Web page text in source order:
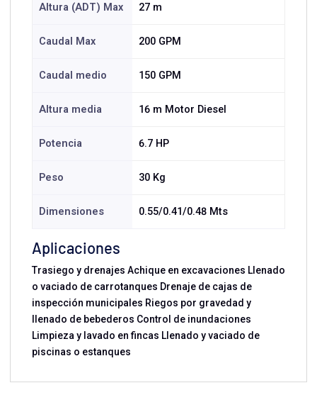
Altura (ADT) Max 27 m
Caudal Max 200 GPM
Caudal medio 150 GPM
Altura media 16 m Motor Diesel
Potencia 6.7 HP
Peso 30 Kg
Dimensiones 0.55/0.41/0.48 Mts
Aplicaciones
Trasiego y drenajes Achique en excavaciones Llenado
o vaciado de carrotanques Drenaje de cajas de
inspección municipales Riegos por gravedad y
llenado de bebederos Control de inundaciones
Limpieza y lavado en fincas Llenado y vaciado de
piscinas o estanques